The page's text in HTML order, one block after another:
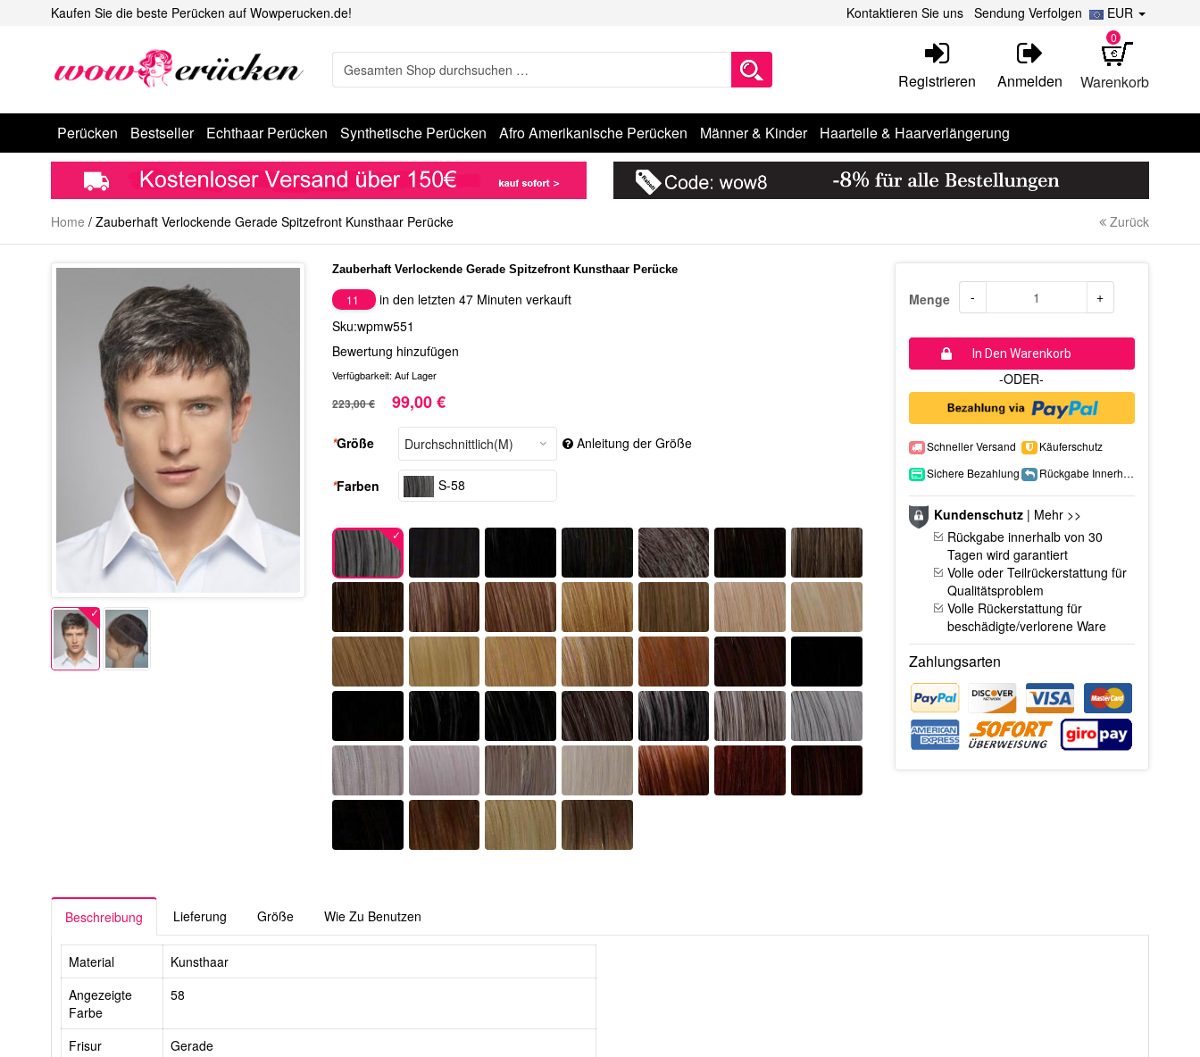
Kaufen Sie die beste Perücken auf Wowperucken.de! EUR
Kontaktieren Sie uns Sendung Verfolgen
Warenkorb
0
Registrieren Anmelden
Perücken Bestseller Echthaar Perücken Synthetische Perücken Afro Amerikanische Perücken Männer & Kinder Haarteile & Haarverlängerung
Home / Zauberhaft Verlockende Gerade Spitzefront Kunsthaar Perücke Zurück
Zauberhaft Verlockende Gerade Spitzefront Kunsthaar Perücke
11
in den letzten 47 Minuten verkauft
Sku:wpmw551
Bewertung hinzufügen
Verfügbarkeit: Auf Lager
223,00 € 99,00 €
*Größe Anleitung der Größe
*Farben S-58
Menge - +
In Den Warenkorb
-ODER-
Schneller Versand
Käuferschutz
Sichere Bezahlung
Rückgabe Innerhalb 15 Tage
Kundenschutz| Mehr >>
Rückgabe innerhalb von 30
Tagen wird garantiert
Volle oder Teilrückerstattung für
Qualitätsproblem
Volle Rückerstattung für
beschädigte/verlorene Ware
Zahlungsarten
Beschreibung Lieferung Größe Wie Zu Benutzen
Material
Kunsthaar
Angezeigte
Farbe
58
Frisur
Gerade